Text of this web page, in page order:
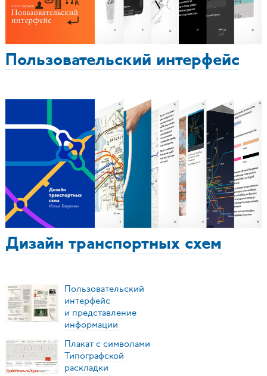
Пользовательский интерфейс
Дизайн транспортных схем
Пользовательский
интерфейс
и представление
информации
Плакат с символами
Типографской
раскладки